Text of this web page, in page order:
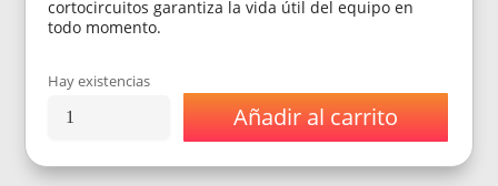
cortocircuitos garantiza la vida útil del equipo en
todo momento.
Hay existencias
Vaporizador
CLK!
Añadir al carrito